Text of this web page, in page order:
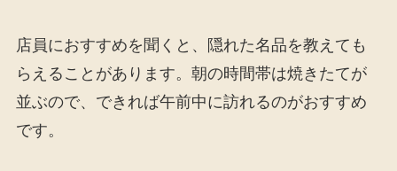
店員におすすめを聞くと、隠れた名品を教えても
らえることがあります。朝の時間帯は焼きたてが
並ぶので、できれば午前中に訪れるのがおすすめ
です。